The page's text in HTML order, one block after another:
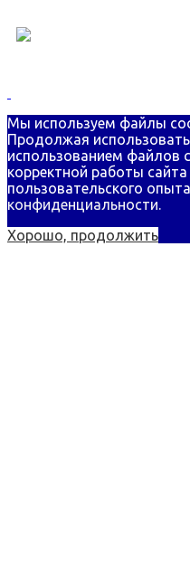
Мы используем файлы
Продолжая
использованием файлов
корректной работы
пользовательского
конфиденциальности.
Хорошо, продолжить